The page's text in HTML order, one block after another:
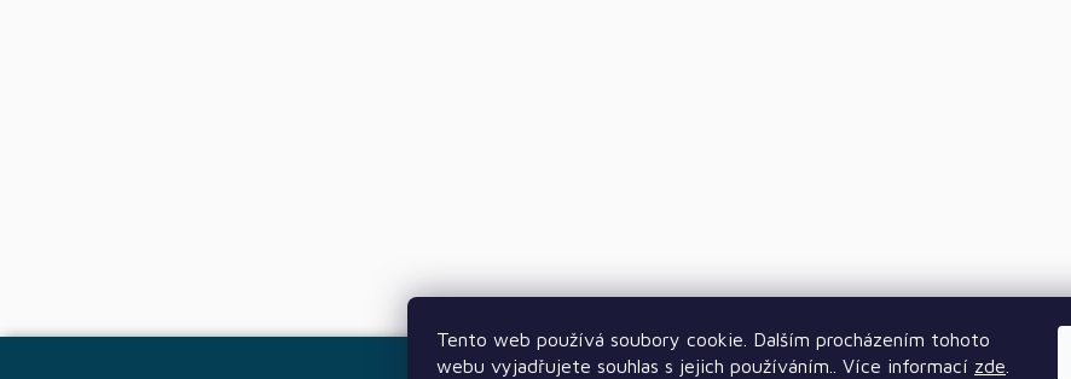
Tento web používá soubory cookie. Dalším procházením tohoto
webu vyjadřujete souhlas s jejich používáním.. Více informací zde